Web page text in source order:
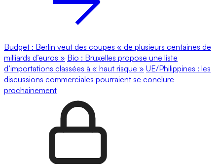
Budget : Berlin veut des coupes « de plusieurs centaines de
milliards d’euros » Bio : Bruxelles propose une liste
d’importations classées à « haut risque » UE/Philippines : les
discussions commerciales pourraient se conclure
prochainement